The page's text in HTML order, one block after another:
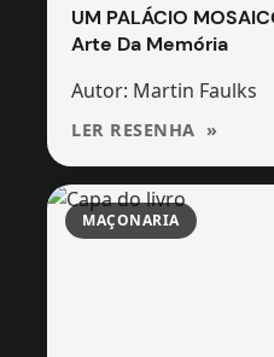
UM PALÁCIO
Arte Da Memória
Autor: Martin Faulks
LER RESENHA
MAÇONARIA